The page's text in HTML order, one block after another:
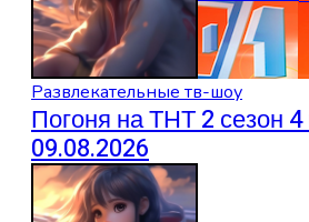
Развлекательные тв-шоу
Погоня на ТНТ 2 сезон
09.08.2026